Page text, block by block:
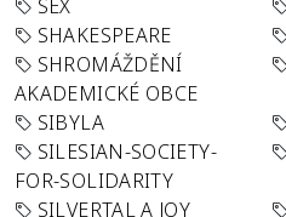
SEX
SHAKESPEARE
SHROMÁŽDĚNÍ
AKADEMICKÉ OBCE
SIBYLA
SILESIAN-SOCIETY-
FOR-SOLIDARITY
SILVERTAL A JOY